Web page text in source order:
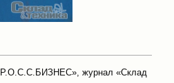
журнал «Склад